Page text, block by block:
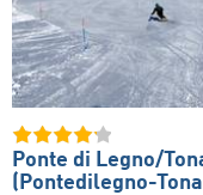
Ponte di Legno/​​
(Pontedilegno-